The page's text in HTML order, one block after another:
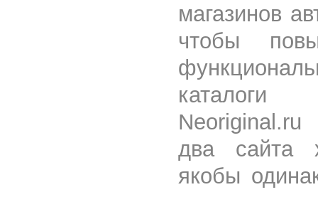
магазинов
чтобы
каталоги
два сайта
якобы